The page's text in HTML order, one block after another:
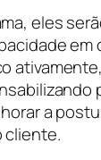
eles
em
a
cliente.